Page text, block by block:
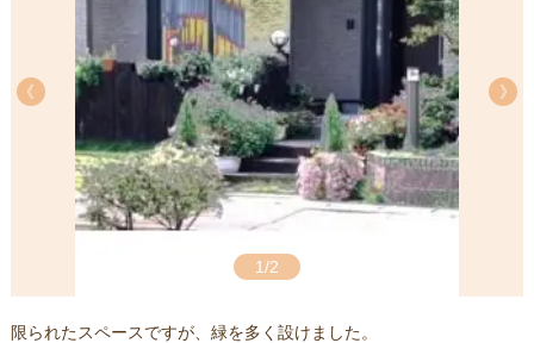
1/2
《
《
限られたスペースですが、緑を多く設けました。